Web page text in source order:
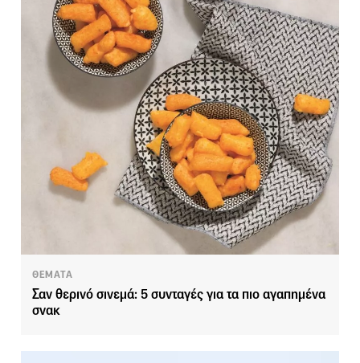
ΘΕΜΑΤΑ
Σαν θερινό σινεμά: 5 συνταγές για τα πιο αγαπημένα
σνακ